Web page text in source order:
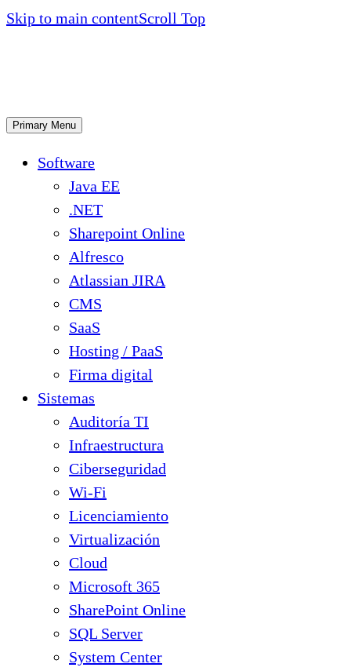
Skip to main contentScroll Top
Primary Menu
Software
Java EE
.NET
Sharepoint Online
Alfresco
Atlassian JIRA
CMS
SaaS
Hosting / PaaS
Firma digital
Sistemas
Auditoría TI
Infraestructura
Ciberseguridad
Wi-Fi
Licenciamiento
Virtualización
Cloud
Microsoft 365
SharePoint Online
SQL Server
System Center